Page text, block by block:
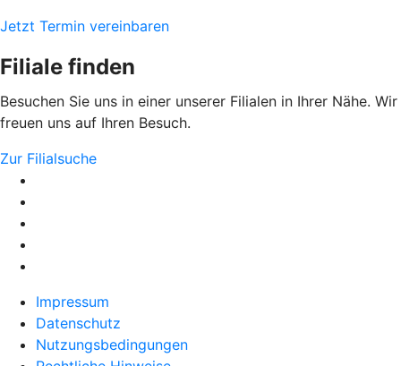
Jetzt Termin vereinbaren
Filiale finden
Besuchen Sie uns in einer unserer Filialen in Ihrer Nähe. Wir
freuen uns auf Ihren Besuch.
Zur Filialsuche
Impressum
Datenschutz
Nutzungsbedingungen